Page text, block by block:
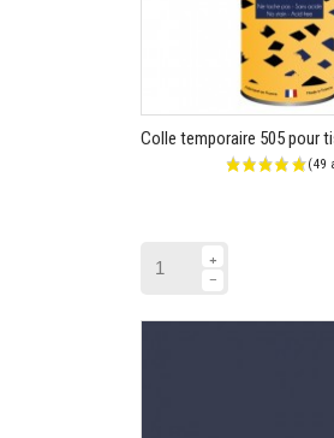
Colle temporaire 505 pour